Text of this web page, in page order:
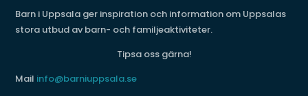
Barn i Uppsala ger inspiration och information om Uppsalas
stora utbud av barn- och familjeaktiviteter.
Tipsa oss gärna!
Mail info@barniuppsala.se